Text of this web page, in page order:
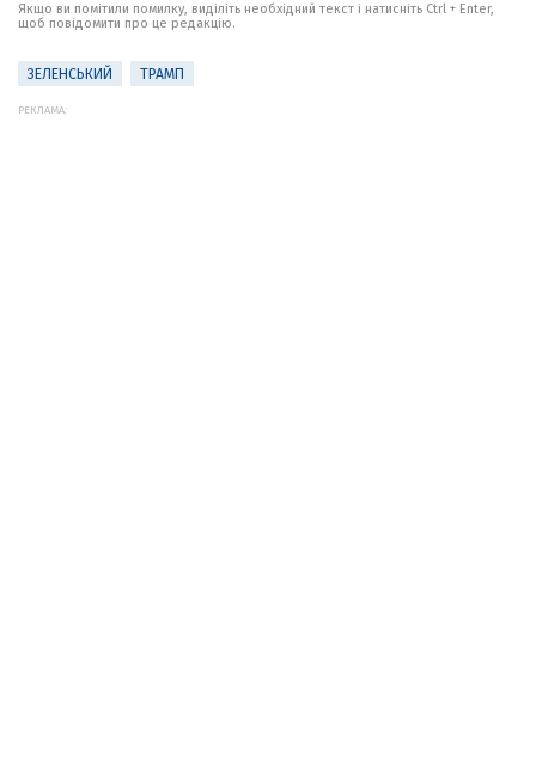
Якщо ви помітили помилку, виділіть необхідний текст і натисніть Ctrl + Enter,
щоб повідомити про це редакцію.
ЗЕЛЕНСЬКИЙ ТРАМП
РЕКЛАМА: